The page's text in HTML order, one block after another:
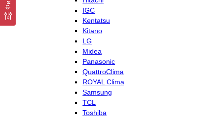
IGC
Kentatsu
Kitano
LG
Midea
Panasonic
QuattroClima
ROYAL Clima
Samsung
TCL
Toshiba